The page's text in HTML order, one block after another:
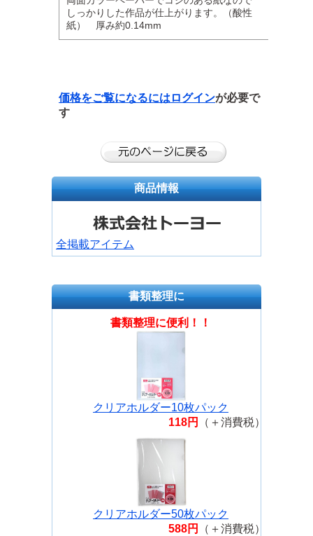
しっかりした作品が仕上がります。（酸性
紙） 厚み約0.14mm
価格をご覧になるには ログインが必要で
す
商品情報
全掲載アイテム
書類整理に
書類整理に便利！！
クリアホルダー10枚パック
118円
（＋消費税）
クリアホルダー50枚パック
588円
（＋消費税）